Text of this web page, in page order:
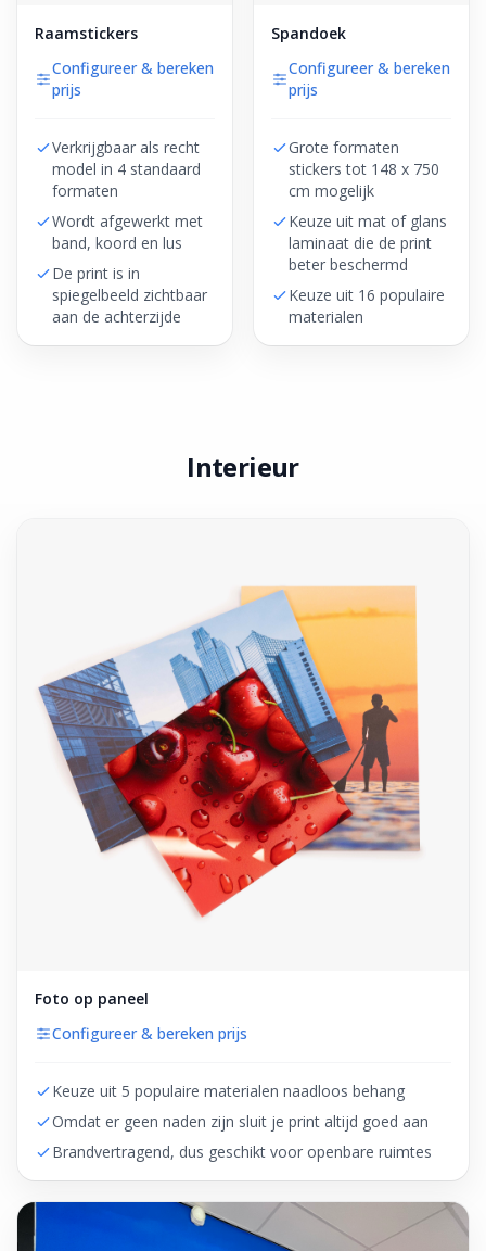
Raamstickers
Configureer & bereken
prijs
Verkrijgbaar als recht
model in 4 standaard
formaten
Wordt afgewerkt met
band, koord en lus
De print is in
spiegelbeeld zichtbaar
aan de achterzijde
Spandoek
Configureer & bereken
prijs
Grote formaten
stickers tot 148 x 750
cm mogelijk
Keuze uit mat of glans
laminaat die de print
beter beschermd
Keuze uit 16 populaire
materialen
Interieur
Foto op paneel
Configureer & bereken prijs
Keuze uit 5 populaire materialen naadloos behang
Omdat er geen naden zijn sluit je print altijd goed aan
Brandvertragend, dus geschikt voor openbare ruimtes